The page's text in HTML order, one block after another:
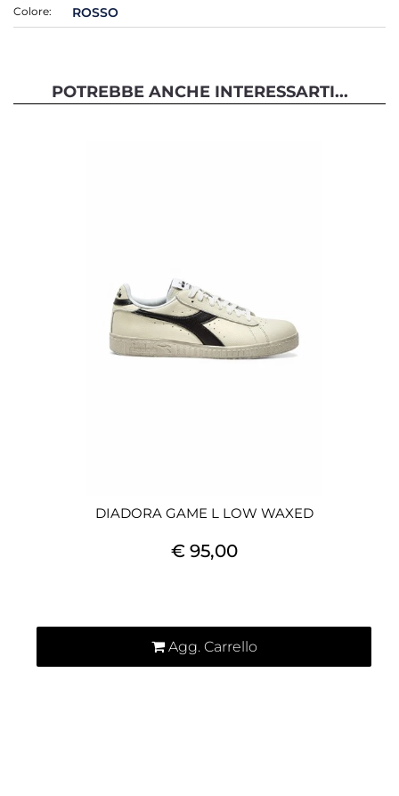
Colore: ROSSO
POTREBBE ANCHE INTERESSARTI...
DIADORA GAME L LOW WAXED
€ 95,00
Agg. Carrello